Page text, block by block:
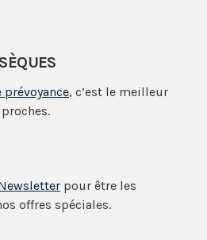
, c’est le meilleur
pour être les
offres spéciales.